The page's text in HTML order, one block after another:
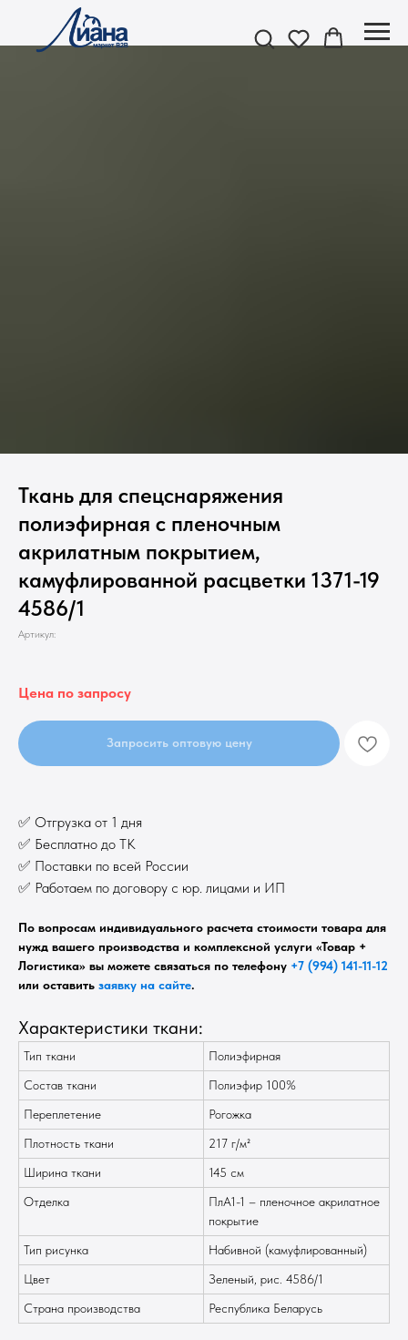
Ткань для спецснаряжения
полиэфирная с пленочным
акрилатным покрытием,
камуфлированной расцветки 1371-19
4586/1
Артикул:
Цена по запросу
Запросить оптовую цену
✅ Отгрузка от 1 дня
✅ Бесплатно до ТК
✅ Поставки по всей России
✅ Работаем по договору с юр. лицами и ИП
По вопросам индивидуального расчета стоимости товара для
нужд вашего производства и комплексной услуги «Товар +
Логистика» вы можете связаться по телефону +7 (994) 141-11-12
или оставить заявку на сайте.
Характеристики ткани:
Тип ткани
Полиэфирная
Состав ткани
Полиэфир 100%
Переплетение
Рогожка
Плотность ткани
217 г/м²
Ширина ткани
145 см
Отделка
ПлА1-1 – пленочное акрилатное
покрытие
Тип рисунка
Набивной (камуфлированный)
Цвет
Зеленый, рис. 4586/1
Страна производства
Республика Беларусь